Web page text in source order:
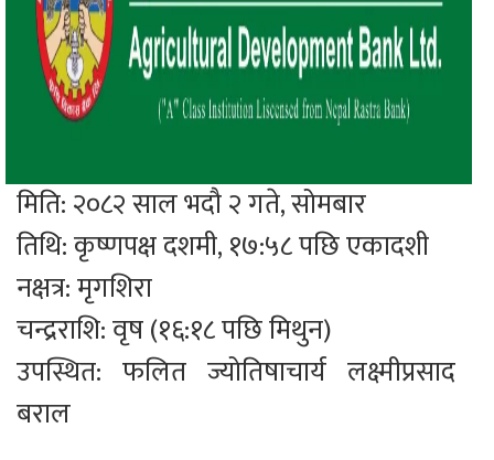
मिति: २०८२ साल भदौ २ गते, सोमबार
तिथि: कृष्णपक्ष दशमी, १७:५८ पछि एकादशी
नक्षत्र: मृगशिरा
चन्द्रराशि: वृष (१६:१८ पछि मिथुन)
उपस्थित: फलित ज्योतिषाचार्य लक्ष्मीप्रसाद
बराल